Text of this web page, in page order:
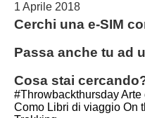
1 Aprile 2018
Cerchi una e-SIM
Passa anche tu ad
Cosa stai
#ThrowbackthursdayArte
Como Libri di viaggio On